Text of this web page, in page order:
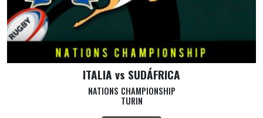
ITALIA vs SUDÁFRICA
NATIONS CHAMPIONSHIP
TURIN